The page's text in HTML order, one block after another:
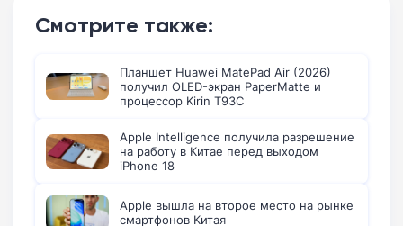
Смотрите также:
Планшет Huawei MatePad Air (2026)
получил OLED-экран PaperMatte и
процессор Kirin T93C
Apple Intelligence получила разрешение
на работу в Китае перед выходом
iPhone 18
Apple вышла на второе место на рынке
смартфонов Китая